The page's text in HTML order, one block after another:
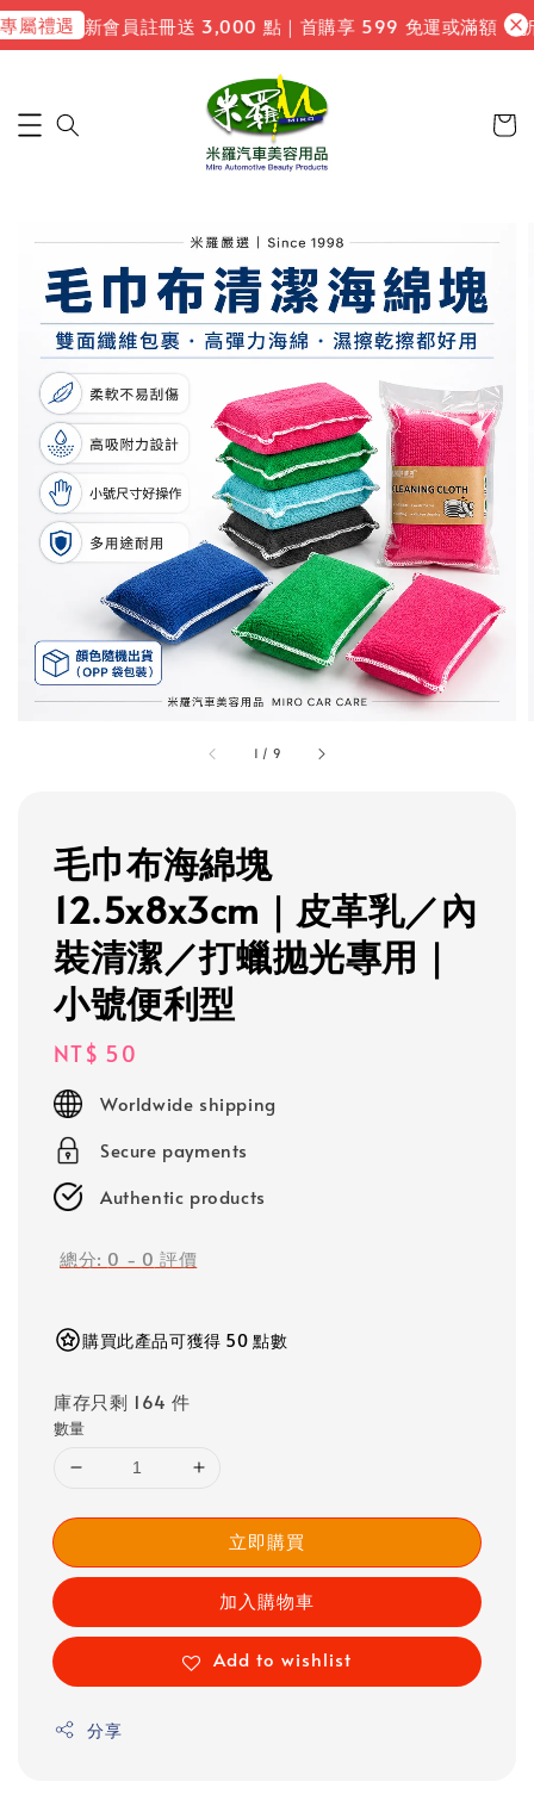
禮遇 新會員註冊送 3,000 點｜首購享 599 免運或滿額 9 折
1 / 9
毛巾布海綿塊
12.5x8x3cm｜皮革乳／內
裝清潔／打蠟拋光專用｜
小號便利型
Regular
price
NT$ 50
Worldwide shipping
Secure payments
Authentic products
總分: 0 - 0 評價
購買此產品可獲得 50 點數
庫存只剩 164 件
數量
立即購買
加入購物車
Add to wishlist
分享